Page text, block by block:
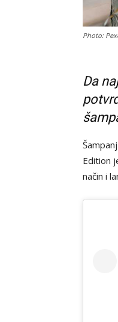
Photo:
Da
Edition
način i